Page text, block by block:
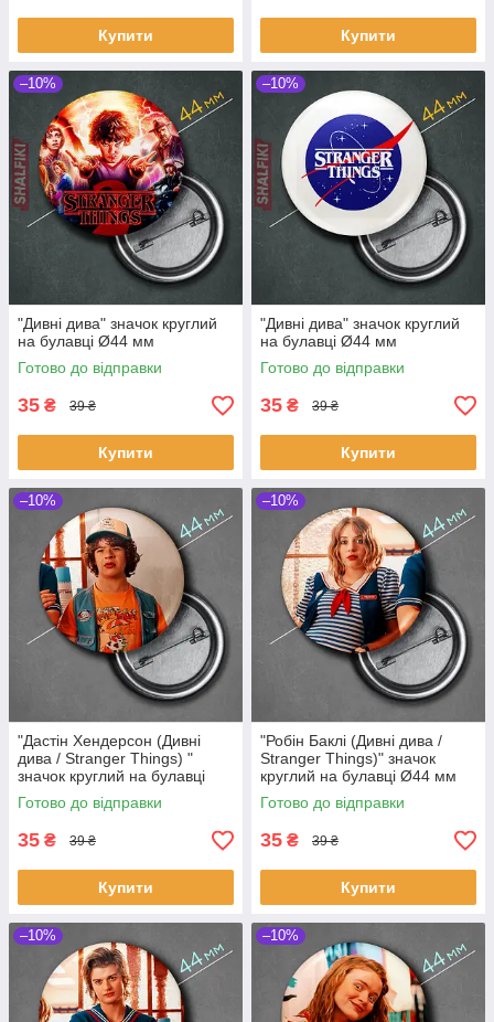
Купити Купити
–10%
"Дивні дива" значок круглий
на булавці Ø44 мм
Готово до відправки
35 ₴ 39 ₴
Купити
–10%
"Дивні дива" значок круглий
на булавці Ø44 мм
Готово до відправки
35 ₴ 39 ₴
Купити
–10%
"Дастін Хендерсон (Дивні
дива / Stranger Things) "
значок круглий на булавці
Ø44 мм
Готово до відправки
35 ₴ 39 ₴
Купити
–10%
"Робін Баклі (Дивні дива /
Stranger Things)" значок
круглий на булавці Ø44 мм
Готово до відправки
35 ₴ 39 ₴
Купити
–10% –10%